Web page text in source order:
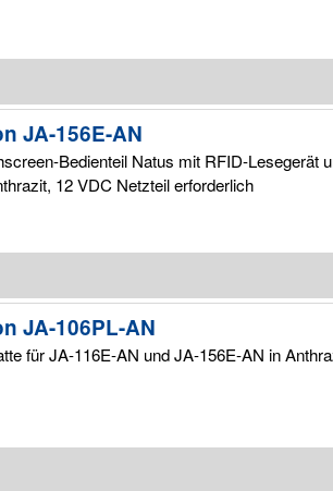
JA-156E-AN
Bedienteil Natus mit RFID-Lesegerät
12 VDC Netzteil erforderlich
JA-106PL-AN
für JA-116E-AN und JA-156E-AN in